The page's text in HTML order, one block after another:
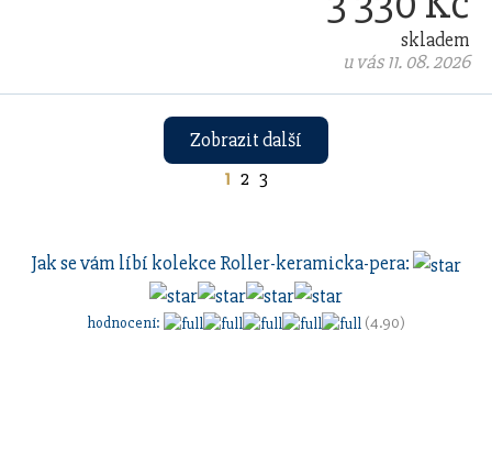
skladem
u vás 11. 08. 2026
Zobrazit další
1 2 3
Jak se vám líbí kolekceRoller-keramicka-pera:
hodnocení: (4.90)